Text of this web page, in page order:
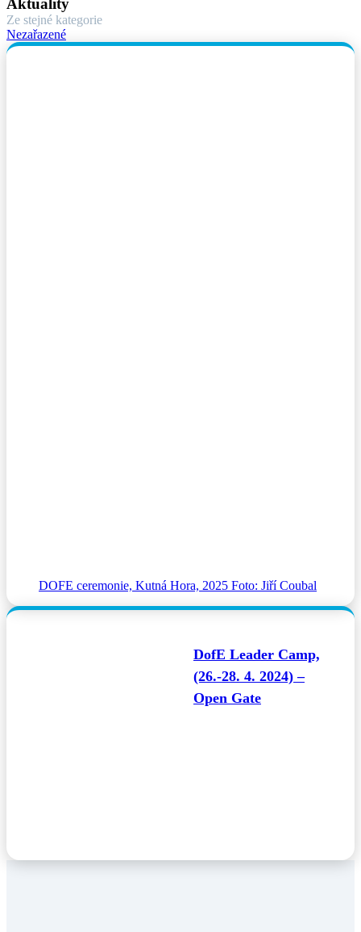
Aktuality
Ze stejné kategorie
Nezařazené
DOFE ceremonie, Kutná Hora, 2025 Foto: Jiří Coubal
DofE Leader Camp,
(26.-28. 4. 2024) –
Open Gate